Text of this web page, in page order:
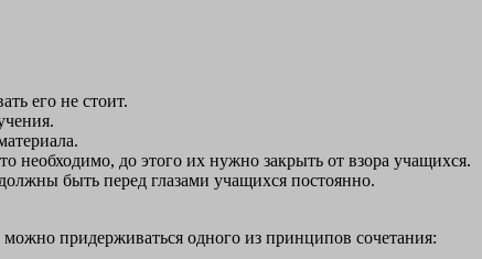
его не стоит.
необходимо, до этого их нужно закрыть от взора учащихся.
быть перед глазами учащихся постоянно.
можно придерживаться одного из принципов сочетания: